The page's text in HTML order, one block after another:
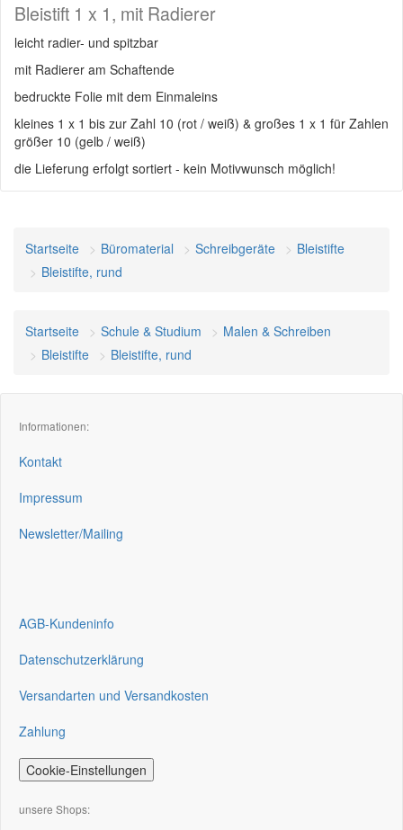
Bleistift 1 x 1, mit Radierer
leicht radier- und spitzbar
mit Radierer am Schaftende
bedruckte Folie mit dem Einmaleins
kleines 1 x 1 bis zur Zahl 10 (rot / weiß) & großes 1 x 1 für Zahlen
größer 10 (gelb / weiß)
die Lieferung erfolgt sortiert - kein Motivwunsch möglich!
Startseite Büromaterial Schreibgeräte
Bleistifte
Bleistifte, rund
Startseite Schule & Studium
Malen & Schreiben
Bleistifte
Bleistifte, rund
Informationen:
Kontakt
Impressum
Newsletter/Mailing
AGB-Kundeninfo
Datenschutzerklärung
Versandarten und Versandkosten
Zahlung
Cookie-Einstellungen
unsere Shops: